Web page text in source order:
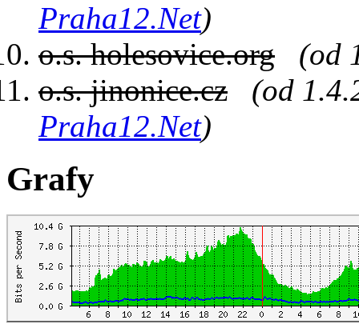
Praha12.Net)
o.s. holesovice.org
(od
o.s. jinonice.cz
(od
Praha12.Net)
Grafy